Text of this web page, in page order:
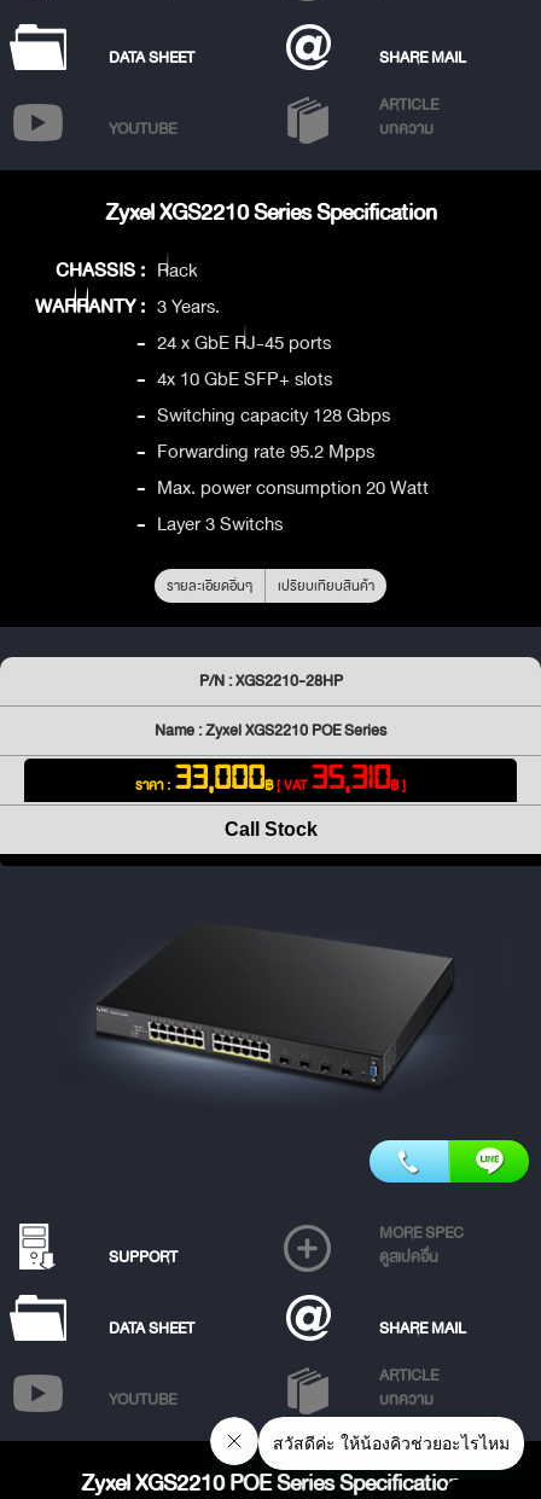
DATA SHEET SHARE MAIL
YOUTUBE
ARTICLE
บทความ
Zyxel XGS2210 Series Specification
CHASSIS : Rack
WARRANTY : 3 Years.
- 24 x GbE RJ-45 ports
- 4x 10 GbE SFP+ slots
- Switching capacity 128 Gbps
- Forwarding rate 95.2 Mpps
- Max. power consumption 20 Watt
- Layer 3 Switchs
รายละเอียดอื่นๆ เปรียบเทียบสินค้า
P/N : XGS2210-28HP
Name : Zyxel XGS2210 POE Series
ราคา : 33,000฿[ VAT35,310฿ ]
Call Stock
SUPPORT
MORE SPEC
ดูสเปคอื่น
DATA SHEET SHARE MAIL
YOUTUBE
ARTICLE
บทความ
Zyxel XGS2210 POE Series Specification